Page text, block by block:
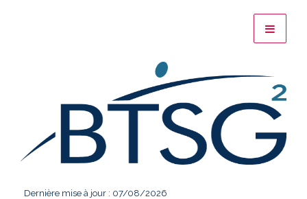
Dernière mise à jour : 07/08/2026